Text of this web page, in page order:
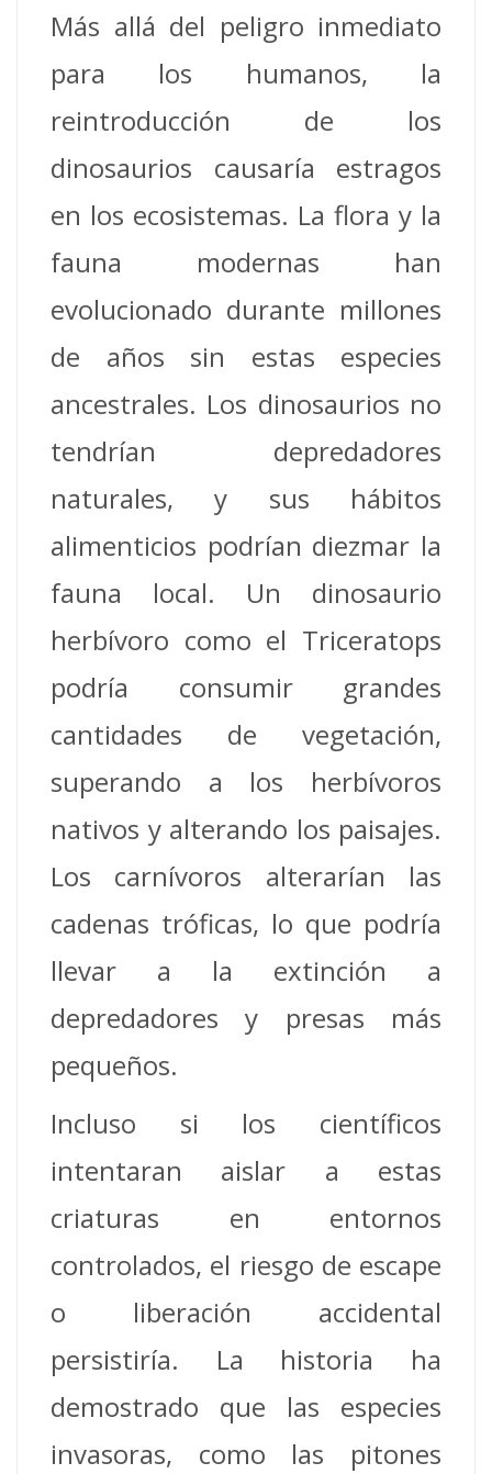
Más allá del peligro inmediato
para los humanos, la
reintroducción de los
dinosaurios causaría estragos
en los ecosistemas. La flora y la
fauna modernas han
evolucionado durante millones
de años sin estas especies
ancestrales. Los dinosaurios no
tendrían depredadores
naturales, y sus hábitos
alimenticios podrían diezmar la
fauna local. Un dinosaurio
herbívoro como el Triceratops
podría consumir grandes
cantidades de vegetación,
superando a los herbívoros
nativos y alterando los paisajes.
Los carnívoros alterarían las
cadenas tróficas, lo que podría
llevar a la extinción a
depredadores y presas más
pequeños.
Incluso si los científicos
intentaran aislar a estas
criaturas en entornos
controlados, el riesgo de escape
o liberación accidental
persistiría. La historia ha
demostrado que las especies
invasoras, como las pitones